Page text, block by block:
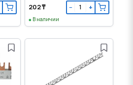
202 ₸ − +
В наличии